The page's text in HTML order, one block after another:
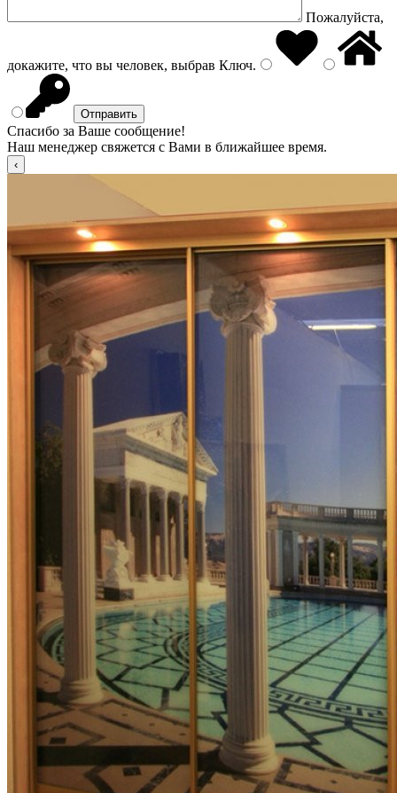
Пожалуйста,
докажите, что вы человек, выбрав Ключ.
Спасибо за Ваше сообщение!
Наш менеджер свяжется с Вами в ближайшее время.